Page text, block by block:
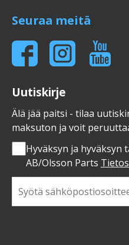
Seuraa meitä
Uutiskirje
Älä jää paitsi - tilaa
maksuton ja voit
Hyväksyn ja hyväksyn
AB/Olsson Parts